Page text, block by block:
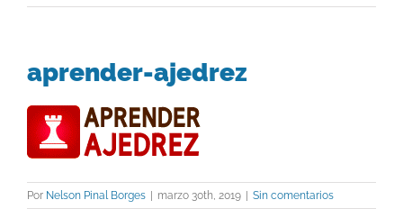
aprender-ajedrez
Por Nelson Pinal Borges | marzo 30th, 2019 | Sin comentarios